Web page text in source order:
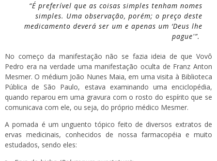
“É preferível que as coisas simples tenham nomes
simples. Uma observação, porém; o preço deste
medicamento deverá ser um e apenas um ‘Deus lhe
pague'”.
No começo da manifestação não se fazia ideia de que Vovô
Pedro era na verdade uma manifestação oculta de Franz Anton
Mesmer. O médium João Nunes Maia, em uma visita à Biblioteca
Pública de São Paulo, estava examinando uma enciclopédia,
quando reparou em uma gravura com o rosto do espírito que se
comunicava com ele, ou seja, do próprio médico Mesmer.
A pomada é um unguento tópico feito de diversos extratos de
ervas medicinais, conhecidos de nossa farmacopéia e muito
estudados, sendo eles: